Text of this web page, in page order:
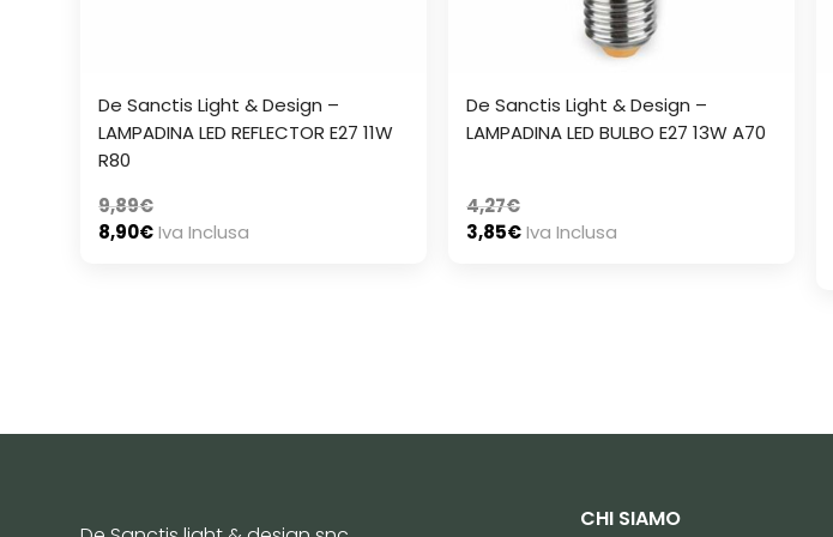
De Sanctis Light & Design –
LAMPADINA LED REFLECTOR E27 11W
R80
9,89€
8,90€Iva Inclusa
De Sanctis Light & Design –
LAMPADINA LED BULBO E27 13W A70
4,27€
3,85€Iva Inclusa
CHI SIAMO